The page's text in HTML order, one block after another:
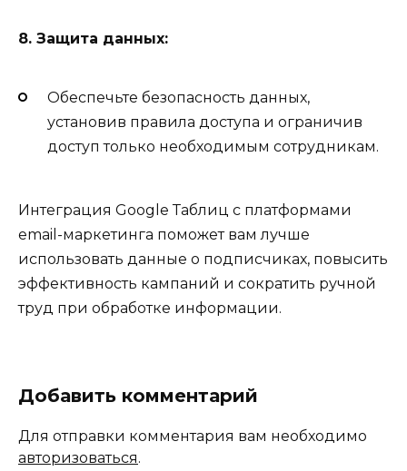
8. Защита данных:
Обеспечьте безопасность данных,
установив правила доступа и ограничив
доступ только необходимым сотрудникам.
Интеграция Google Таблиц с платформами
email-маркетинга поможет вам лучше
использовать данные о подписчиках, повысить
эффективность кампаний и сократить ручной
труд при обработке информации.
Добавить комментарий
Для отправки комментария вам необходимо
авторизоваться.